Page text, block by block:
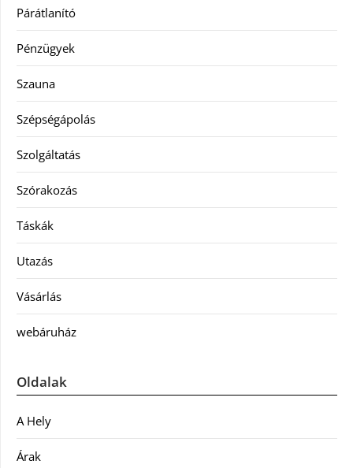
Párátlanító
Pénzügyek
Szauna
Szépségápolás
Szolgáltatás
Szórakozás
Táskák
Utazás
Vásárlás
webáruház
Oldalak
A Hely
Árak